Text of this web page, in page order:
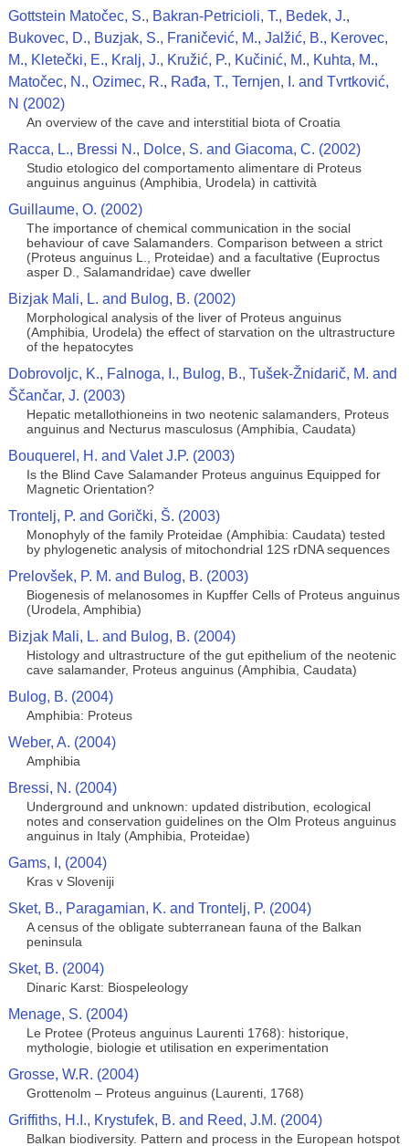
Gottstein Matočec, S., Bakran-Petricioli, T., Bedek, J.,
Bukovec, D., Buzjak, S., Franičević, M., Jalžić, B., Kerovec,
M., Kletečki, E., Kralj, J., Kružić, P., Kučinić, M., Kuhta, M.,
Matočec, N., Ozimec, R., Rađa, T., Ternjen, I. and Tvrtković,
N (2002)
An overview of the cave and interstitial biota of Croatia
Racca, L., Bressi N., Dolce, S. and Giacoma, C. (2002)
Studio etologico del comportamento alimentare di Proteus
anguinus anguinus (Amphibia, Urodela) in cattività
Guillaume, O. (2002)
The importance of chemical communication in the social
behaviour of cave Salamanders. Comparison between a strict
(Proteus anguinus L., Proteidae) and a facultative (Euproctus
asper D., Salamandridae) cave dweller
Bizjak Mali, L. and Bulog, B. (2002)
Morphological analysis of the liver of Proteus anguinus
(Amphibia, Urodela) the effect of starvation on the ultrastructure
of the hepatocytes
Dobrovoljc, K., Falnoga, I., Bulog, B., Tušek-Žnidarič, M. and
Ščančar, J. (2003)
Hepatic metallothioneins in two neotenic salamanders, Proteus
anguinus and Necturus masculosus (Amphibia, Caudata)
Bouquerel, H. and Valet J.P. (2003)
Is the Blind Cave Salamander Proteus anguinus Equipped for
Magnetic Orientation?
Trontelj, P. and Gorički, Š. (2003)
Monophyly of the family Proteidae (Amphibia: Caudata) tested
by phylogenetic analysis of mitochondrial 12S rDNA sequences
Prelovšek, P. M. and Bulog, B. (2003)
Biogenesis of melanosomes in Kupffer Cells of Proteus anguinus
(Urodela, Amphibia)
Bizjak Mali, L. and Bulog, B. (2004)
Histology and ultrastructure of the gut epithelium of the neotenic
cave salamander, Proteus anguinus (Amphibia, Caudata)
Bulog, B. (2004)
Amphibia: Proteus
Weber, A. (2004)
Amphibia
Bressi, N. (2004)
Underground and unknown: updated distribution, ecological
notes and conservation guidelines on the Olm Proteus anguinus
anguinus in Italy (Amphibia, Proteidae)
Gams, I, (2004)
Kras v Sloveniji
Sket, B., Paragamian, K. and Trontelj, P. (2004)
A census of the obligate subterranean fauna of the Balkan
peninsula
Sket, B. (2004)
Dinaric Karst: Biospeleology
Menage, S. (2004)
Le Protee (Proteus anguinus Laurenti 1768): historique,
mythologie, biologie et utilisation en experimentation
Grosse, W.R. (2004)
Grottenolm – Proteus anguinus (Laurenti, 1768)
Griffiths, H.I., Krystufek, B. and Reed, J.M. (2004)
Balkan biodiversity. Pattern and process in the European hotspot